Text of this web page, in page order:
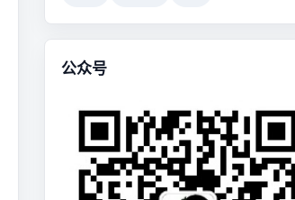
公众号